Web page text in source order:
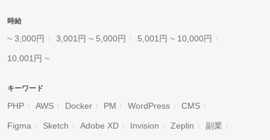
時給
~ 3,000円 3,001円 ~ 5,000円 5,001円 ~ 10,000円
10,001円 ~
キーワード
PHP AWS Docker PM WordPress CMS
Figma Sketch Adobe XD Invision Zeplin 副業